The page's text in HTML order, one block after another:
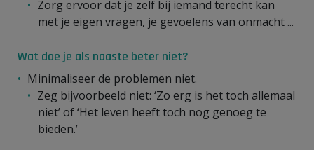
Zorg ervoor dat je zelf bij iemand terecht kan
met je eigen vragen, je gevoelens van onmacht ...
Wat doe je als naaste beter niet?
Minimaliseer de problemen niet.
Zeg bijvoorbeeld niet: ‘Zo erg is het toch allemaal
niet’ of ‘Het leven heeft toch nog genoeg te
bieden.’